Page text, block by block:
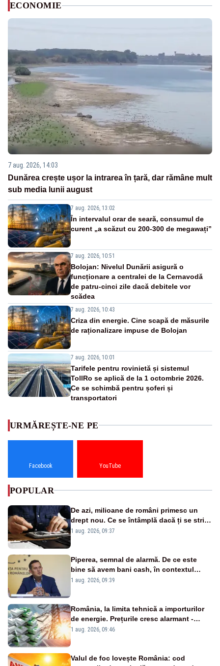
ECONOMIE
7 aug. 2026, 14:03
Dunărea crește ușor la intrarea în țară, dar rămâne mult
sub media lunii august
7 aug. 2026, 13:02
În intervalul orar de seară, consumul de
curent „a scăzut cu 200-300 de megawați”
7 aug. 2026, 10:51
Bolojan: Nivelul Dunării asigură o
funcționare a centralei de la Cernavodă
de patru-cinci zile dacă debitele vor
scădea
7 aug. 2026, 10:43
Criza din energie. Cine scapă de măsurile
de raționalizare impuse de Bolojan
7 aug. 2026, 10:01
Tarifele pentru rovinietă și sistemul
TollRo se aplică de la 1 octombrie 2026.
Ce se schimbă pentru șoferi și
transportatori
URMĂREȘTE-NE PE
Facebook YouTube
POPULAR
De azi, milioane de români primesc un
drept nou. Ce se întâmplă dacă ți se strică
un produs
1 aug. 2026, 09:37
Piperea, semnal de alarmă. De ce este
bine să avem bani cash, în contextul
alertei energetice?
1 aug. 2026, 09:39
România, la limita tehnică a importurilor
de energie. Prețurile cresc alarmant -
Analiză Realitatea Plus
1 aug. 2026, 09:46
Valul de foc lovește România: cod